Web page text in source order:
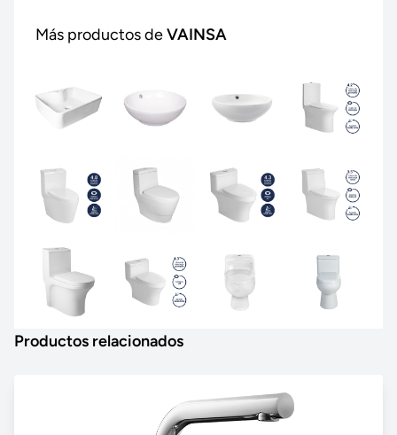
Más productos deVAINSA
Productos relacionados